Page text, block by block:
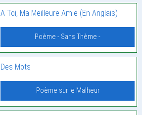
A Toi, Ma Meilleure Amie (En Anglais)
Poème - Sans Thème -
Des Mots
Poème sur le Malheur